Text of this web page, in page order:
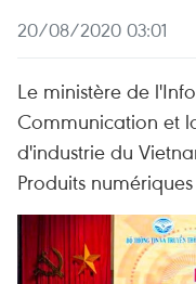
20/08/2020 03:01
Le ministère de
Communication et
d'industrie du
Produits